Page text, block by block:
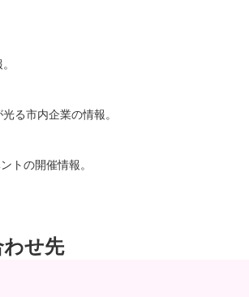
る市内企業の情報。
トの開催情報。
せ先